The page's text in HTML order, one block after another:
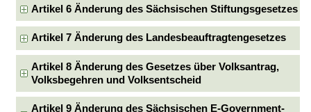
Artikel 6 Änderung des Sächsischen Stiftungsgesetzes
Artikel 7 Änderung des Landesbeauftragtengesetzes
Artikel 8 Änderung des Gesetzes über Volksantrag,
Volksbegehren und Volksentscheid
Artikel 9 Änderung des Sächsischen E-Government-